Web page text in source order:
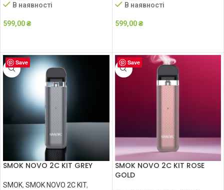
В наявності
599,00₴
В наявності
599,00₴
Save
SMOK NOVO 2C KIT GREY
SMOK, SMOK NOVO 2C KIT,
Save
SMOK NOVO 2C KIT ROSE
GOLD